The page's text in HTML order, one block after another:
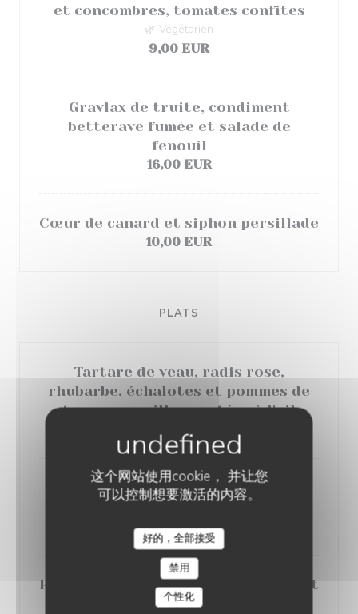
这个网站使用cookie， 并让您
可以控制想要激活的内容。
好的，全部接受
禁用
个性化
et concombres, tomates confites
🌿 Végétarien
9,00 EUR
Gravlax de truite, condiment
betterave fumée et salade de
fenouil
16,00 EUR
Cœur de canard et siphon persillade
10,00 EUR
PLATS
Tartare de veau, radis rose,
rhubarbe, échalotes et pommes de
terre grenailles sautées à l'ail
Saucisse de Toulouse, écrasé de
pommes de terre
21,00 EUR
Poulpe snacké, condiment tomate et
ail, courgettes rôties